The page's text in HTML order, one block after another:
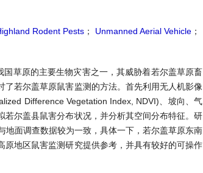
Rodent Pests ； Unmanned Aerial Vehicle ；
草原的主要生物灾害之一，其威胁着若尔盖草原畜
若尔盖草原鼠害监测的方法。首先利用无人机影像
Difference Vegetation Index, NDVI)、坡向、气
尔盖县鼠害分布状况，并分析其空间分布特征。研
面调查数据较为一致，具体一下，若尔盖草原东南
地区鼠害监测研究提供参考，并具有较好的可操作